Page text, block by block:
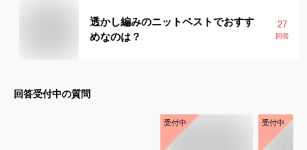
透かし編みのニットベストでおすす
めなのは？
27
回答
回答受付中の質問
受付中 受付中